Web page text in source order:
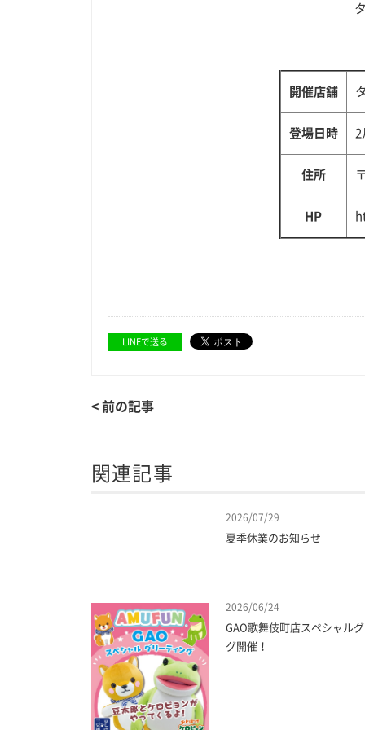
開催店舗
登場日時 2
住所
HP
LINEで送る
< 前の記事
関連記事
2026/07/29
夏季休業のお知らせ
2026/06/24
GAO歌舞伎町店スペシャル
グ開催！